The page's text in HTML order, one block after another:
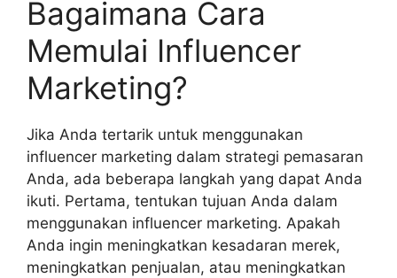
Bagaimana Cara
Memulai Influencer
Marketing?
Jika Anda tertarik untuk menggunakan
influencer marketing dalam strategi pemasaran
Anda, ada beberapa langkah yang dapat Anda
ikuti. Pertama, tentukan tujuan Anda dalam
menggunakan influencer marketing. Apakah
Anda ingin meningkatkan kesadaran merek,
meningkatkan penjualan, atau meningkatkan